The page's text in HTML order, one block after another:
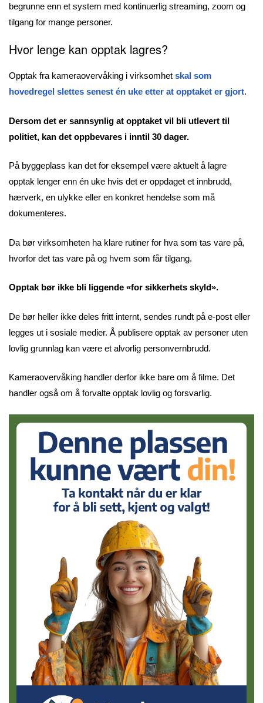
begrunne enn et system med kontinuerlig streaming, zoom og
tilgang for mange personer.
Hvor lenge kan opptak lagres?
Opptak fra kameraovervåking i virksomhet skal som
hovedregel slettes senest én uke etter at opptaket er gjort.
Dersom det er sannsynlig at opptaket vil bli utlevert til
politiet, kan det oppbevares i inntil 30 dager.
På byggeplass kan det for eksempel være aktuelt å lagre
opptak lenger enn én uke hvis det er oppdaget et innbrudd,
hærverk, en ulykke eller en konkret hendelse som må
dokumenteres.
Da bør virksomheten ha klare rutiner for hva som tas vare på,
hvorfor det tas vare på og hvem som får tilgang.
Opptak bør ikke bli liggende «for sikkerhets skyld».
De bør heller ikke deles fritt internt, sendes rundt på e-post eller
legges ut i sosiale medier. Å publisere opptak av personer uten
lovlig grunnlag kan være et alvorlig personvernbrudd.
Kameraovervåking handler derfor ikke bare om å filme. Det
handler også om å forvalte opptak lovlig og forsvarlig.